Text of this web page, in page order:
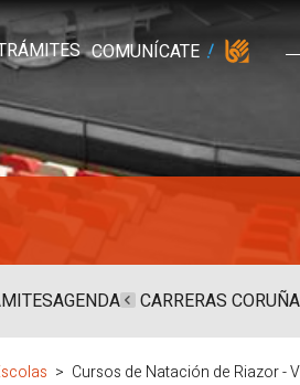
COMUNÍCATE
AGENDA CARRERAS CORUÑA
Cursos de Natación de Riazor -